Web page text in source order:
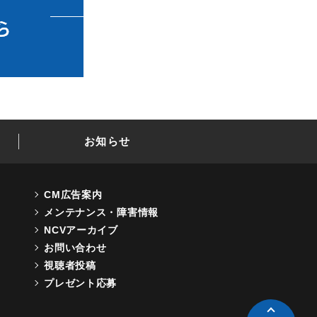
お知らせ
CM広告案内
メンテナンス・障害情報
NCVアーカイブ
お問い合わせ
視聴者投稿
プレゼント応募